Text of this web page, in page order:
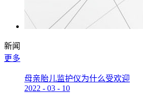
新闻
更多
母亲胎儿监护仪为什么受欢迎
2022 - 03 - 10